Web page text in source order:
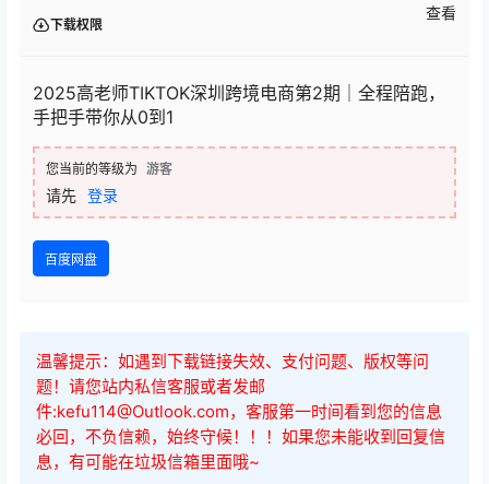
下载权限
查看
2025高老师TIKTOK深圳跨境电商第2期｜全程陪跑，
手把手带你从0到1
您当前的等级为 游客
请先 登录
百度网盘
温馨提示：如遇到下载链接失效、支付问题、版权等问
题！请您站内私信客服或者发邮
件:kefu114@Outlook.com，客服第一时间看到您的信息
必回，不负信赖，始终守候！！！如果您未能收到回复信
息，有可能在垃圾信箱里面哦~